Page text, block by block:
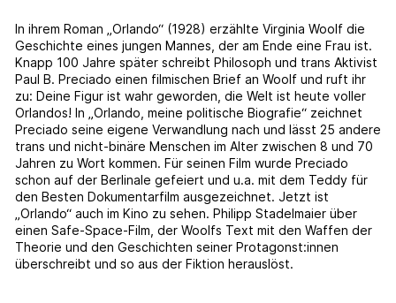
In ihrem Roman „Orlando“ (1928) erzählte Virginia Woolf die
Geschichte eines jungen Mannes, der am Ende eine Frau ist.
Knapp 100 Jahre später schreibt Philosoph und trans Aktivist
Paul B. Preciado einen filmischen Brief an Woolf und ruft ihr
zu: Deine Figur ist wahr geworden, die Welt ist heute voller
Orlandos! In „Orlando, meine politische Biografie“ zeichnet
Preciado seine eigene Verwandlung nach und lässt 25 andere
trans und nicht-binäre Menschen im Alter zwischen 8 und 70
Jahren zu Wort kommen. Für seinen Film wurde Preciado
schon auf der Berlinale gefeiert und u.a. mit dem Teddy für
den Besten Dokumentarfilm ausgezeichnet. Jetzt ist
„Orlando“ auch im Kino zu sehen. Philipp Stadelmaier über
einen Safe-Space-Film, der Woolfs Text mit den Waffen der
Theorie und den Geschichten seiner Protagonst:innen
überschreibt und so aus der Fiktion herauslöst.